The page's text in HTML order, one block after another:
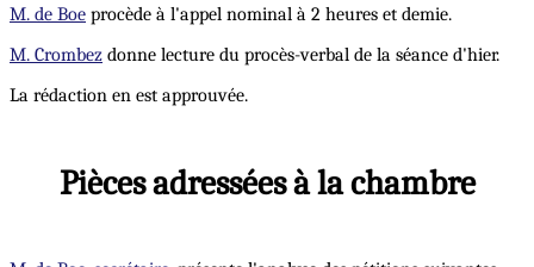
M. de Boe procède à l'appel nominal à 2 heures et demie.
M. Crombez donne lecture du procès-verbal de la séance d'hier.
La rédaction en est approuvée.
Pièces adressées à la chambre